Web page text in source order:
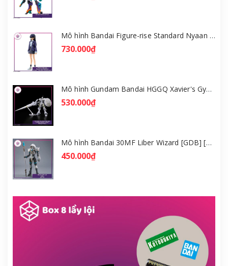
Mô hình Bandai Figure-rise Standard Nyaan - Gundam GQuuuuuuX [GDB] [FRS]
730.000₫
Mô hình Gundam Bandai HGGQ Xavier's Gyan Hakuji-Packs 1/144 [GDB] [BHG]
530.000₫
Mô hình Bandai 30MF Liber Wizard [GDB] [30MF]
450.000₫